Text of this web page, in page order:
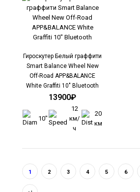
Гироскутер Smart Balance Wheel
Snow Bluetooth
Гироскутер Белый граффити
Smart Balance Wheel New
Off-Road APP&BALANCE
White Graffiti 10" Bluetooth
13900₽
10"
12
км/
ч
20
км
1 2 3 4 5 6